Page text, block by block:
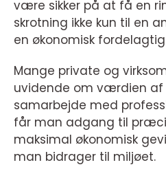
være sikker på at få en
skrotning ikke kun til en
en økonomisk
Mange private og
uvidende om værdien af
samarbejde med
får man adgang til
maksimal økonomisk
man bidrager til miljøet.